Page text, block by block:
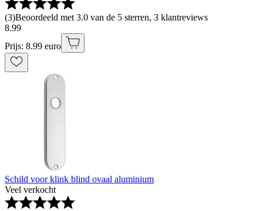
(3)Beoordeeld met 3.0 van de 5 sterren, 3 klantreviews
8.99
Prijs: 8.99 euro
Schild voor klink blind ovaal aluminium
Veel verkocht